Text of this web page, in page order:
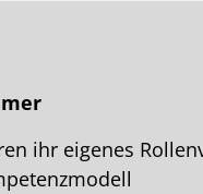
ihr eigenes